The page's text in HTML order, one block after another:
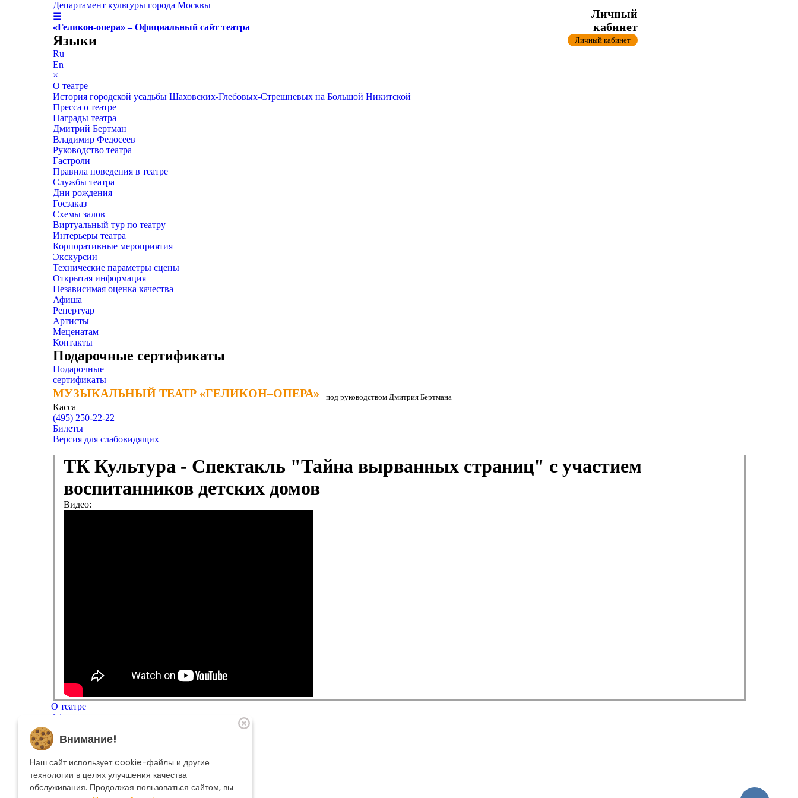
Департамент культуры города Москвы
☰
«Геликон-опера» – Официальный сайт театра
Языки
Ru
En
×
О театре
История городской усадьбы Шаховских-Глебовых-Стрешневых на Большой Никитской
Пресса о театре
Награды театра
Дмитрий Бертман
Владимир Федосеев
Руководство театра
Гастроли
Правила поведения в театре
Службы театра
Дни рождения
Госзаказ
Схемы залов
Виртуальный тур по театру
Интерьеры театра
Корпоративные мероприятия
Экскурсии
Технические параметры сцены
Открытая информация
Независимая оценка качества
Афиша
Репертуар
Артисты
Меценатам
Контакты
Подарочные сертификаты
Подарочные
сертификаты
МУЗЫКАЛЬНЫЙ ТЕАТР «ГЕЛИКОН–ОПЕРА»
МУЗЫКАЛЬНЫЙ ТЕАТР «ГЕЛИКОН–ОПЕРА» под руководством Дмитрия Бертмана
Касса
(495) 250-22-22
Личный
кабинет
Личный кабинет
Билеты
Версия для слабовидящих
ТК Культура - Спектакль "Тайна вырванных страниц" с участием
воспитанников детских домов
Видео:
О театре
Афиша
Артисты
Меценатам
Контакты
Касса театра
8 495 250-22-22
Форма поиска
Внимание!
Наш сайт использует cookie-файлы и другие
технологии в целях улучшения качества
обслуживания. Продолжая пользоваться сайтом, вы